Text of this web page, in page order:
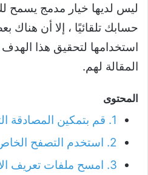
ليس لديها خيار مدمج يسمح
حسابك تلقائيًا ، إلا أن
استخدامها لتحقيق هذا
المقالة لهم.
المحتوى
1. قم بتمكين المصادقة الثنائية لحسابك
2. استخدم التصفح الخاص
3. امسح ملفات تعريف الارتباط بعد كل جلسة